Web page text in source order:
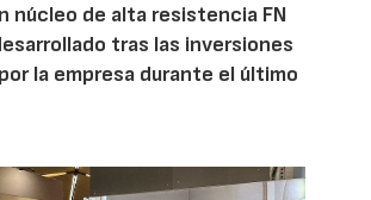
núcleo de alta resistencia FN
tras las inversiones
la empresa durante el último